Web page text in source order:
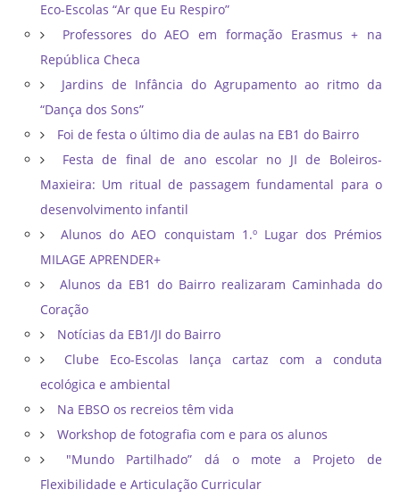
Eco-Escolas “Ar que Eu Respiro”
Professores do AEO em formação Erasmus + na
República Checa
Jardins de Infância do Agrupamento ao ritmo da
“Dança dos Sons”
Foi de festa o último dia de aulas na EB1 do Bairro
Festa de final de ano escolar no JI de Boleiros-
Maxieira: Um ritual de passagem fundamental para o
desenvolvimento infantil
Alunos do AEO conquistam 1.º Lugar dos Prémios
MILAGE APRENDER+
Alunos da EB1 do Bairro realizaram Caminhada do
Coração
Notícias da EB1/JI do Bairro
Clube Eco-Escolas lança cartaz com a conduta
ecológica e ambiental
Na EBSO os recreios têm vida
Workshop de fotografia com e para os alunos
"Mundo Partilhado” dá o mote a Projeto de
Flexibilidade e Articulação Curricular